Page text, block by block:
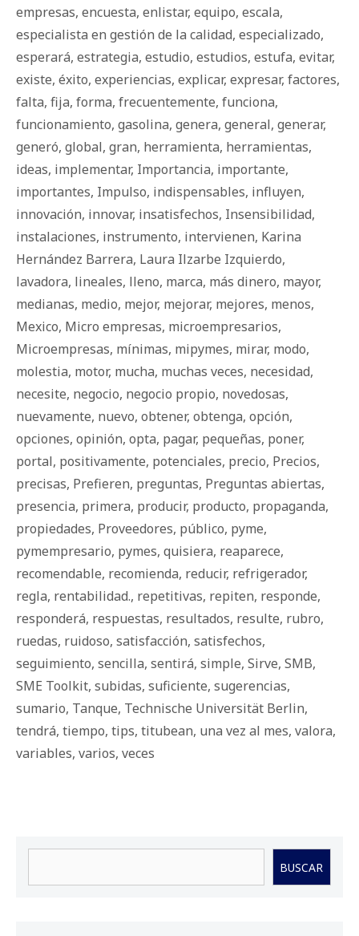
empresas, encuesta, enlistar, equipo, escala,
especialista en gestión de la calidad, especializado,
esperará, estrategia, estudio, estudios, estufa, evitar,
existe, éxito, experiencias, explicar, expresar, factores,
falta, fija, forma, frecuentemente, funciona,
funcionamiento, gasolina, genera, general, generar,
generó, global, gran, herramienta, herramientas,
ideas, implementar, Importancia, importante,
importantes, Impulso, indispensables, influyen,
innovación, innovar, insatisfechos, Insensibilidad,
instalaciones, instrumento, intervienen, Karina
Hernández Barrera, Laura Ilzarbe Izquierdo,
lavadora, lineales, lleno, marca, más dinero, mayor,
medianas, medio, mejor, mejorar, mejores, menos,
Mexico, Micro empresas, microempresarios,
Microempresas, mínimas, mipymes, mirar, modo,
molestia, motor, mucha, muchas veces, necesidad,
necesite, negocio, negocio propio, novedosas,
nuevamente, nuevo, obtener, obtenga, opción,
opciones, opinión, opta, pagar, pequeñas, poner,
portal, positivamente, potenciales, precio, Precios,
precisas, Prefieren, preguntas, Preguntas abiertas,
presencia, primera, producir, producto, propaganda,
propiedades, Proveedores, público, pyme,
pymempresario, pymes, quisiera, reaparece,
recomendable, recomienda, reducir, refrigerador,
regla, rentabilidad., repetitivas, repiten, responde,
responderá, respuestas, resultados, resulte, rubro,
ruedas, ruidoso, satisfacción, satisfechos,
seguimiento, sencilla, sentirá, simple, Sirve, SMB,
SME Toolkit, subidas, suficiente, sugerencias,
sumario, Tanque, Technische Universität Berlin,
tendrá, tiempo, tips, titubean, una vez al mes, valora,
variables, varios, veces
BUSCAR